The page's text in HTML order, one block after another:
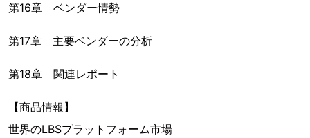
第16章 ベンダー情勢
第17章 主要ベンダーの分析
第18章 関連レポート
【商品情報】
世界のLBSプラットフォーム市場